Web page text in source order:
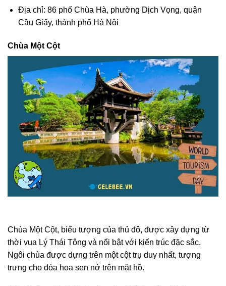
Địa chỉ: 86 phố Chùa Hà, phường Dịch Vọng, quận
Cầu Giấy, thành phố Hà Nội
Chùa Một Cột
Chùa Một Cột, biểu tượng của thủ đô, được xây dựng từ
thời vua Lý Thái Tông và nổi bật với kiến trúc đặc sắc.
Ngôi chùa được dựng trên một cột trụ duy nhất, tượng
trưng cho đóa hoa sen nở trên mặt hồ.